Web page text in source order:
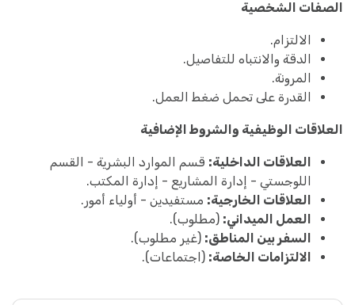
الصفات الشخصية
الالتزام.
الدقة والانتباه للتفاصيل.
المرونة.
القدرة على تحمل ضغط العمل.
العلاقات الوظيفية والشروط الإضافية
العلاقات الداخلية: قسم الموارد البشرية - القسم
اللوجستي - إدارة المشاريع - إدارة المكتب.
العلاقات الخارجية: مستفيدين - أولياء أمور.
العمل الميداني: (مطلوب).
السفر بين المناطق: (غير مطلوب).
الالتزامات الخاصة: (اجتماعات).